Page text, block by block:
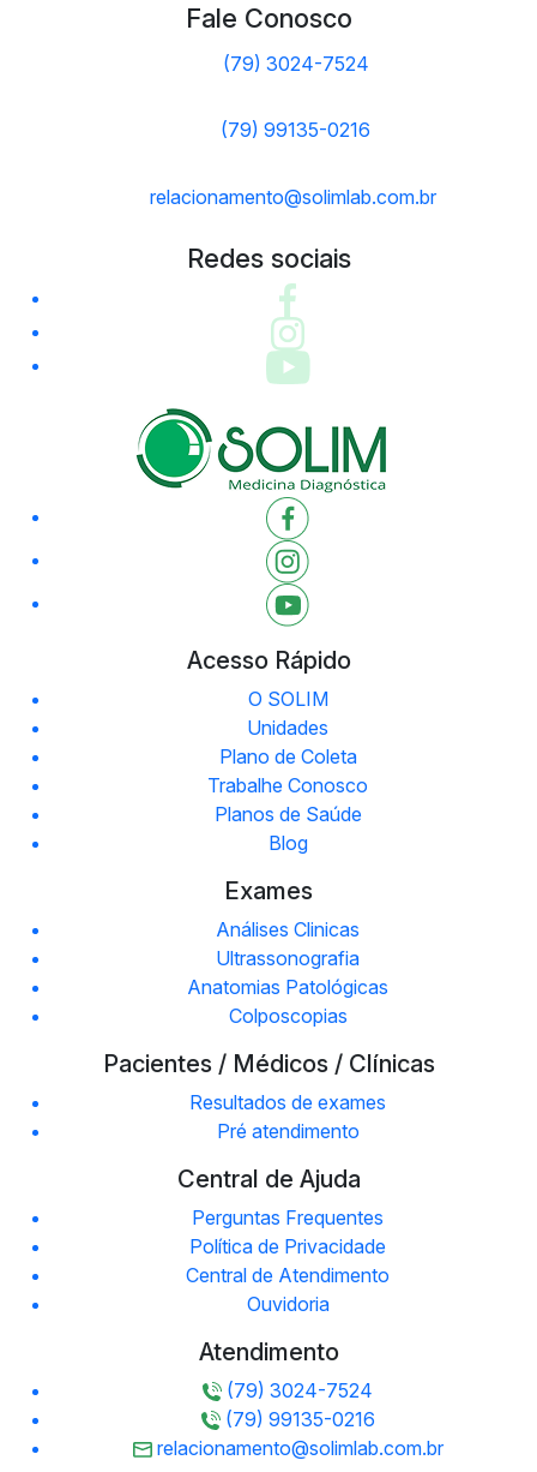
Fale Conosco
(79) 3024-7524
(79) 99135-0216
relacionamento@solimlab.com.br
Redes sociais
Acesso Rápido
O SOLIM
Unidades
Plano de Coleta
Trabalhe Conosco
Planos de Saúde
Blog
Exames
Análises Clinicas
Ultrassonografia
Anatomias Patológicas
Colposcopias
Pacientes / Médicos / Clínicas
Resultados de exames
Pré atendimento
Central de Ajuda
Perguntas Frequentes
Política de Privacidade
Central de Atendimento
Ouvidoria
Atendimento
(79) 3024-7524
(79) 99135-0216
relacionamento@solimlab.com.br